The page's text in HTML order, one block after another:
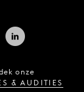
onze
& AUDITIES